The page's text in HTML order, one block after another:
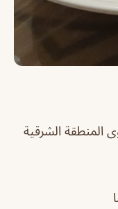
المنطقة الشرقية